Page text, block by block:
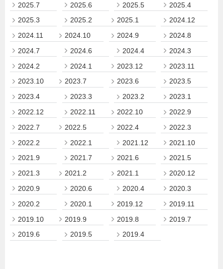
2025.7
2025.6 2025.5
2025.4
2025.3
2025.2 2025.1
2024.12
2024.11
2024.10 2024.9
2024.8
2024.7
2024.6 2024.4
2024.3
2024.2
2024.1 2023.12
2023.11
2023.10
2023.7 2023.6
2023.5
2023.4
2023.3 2023.2
2023.1
2022.12
2022.11 2022.10
2022.9
2022.7
2022.5 2022.4
2022.3
2022.2
2022.1 2021.12
2021.10
2021.9
2021.7 2021.6
2021.5
2021.3
2021.2 2021.1
2020.12
2020.9
2020.6 2020.4
2020.3
2020.2
2020.1 2019.12
2019.11
2019.10
2019.9 2019.8
2019.7
2019.6
2019.5 2019.4